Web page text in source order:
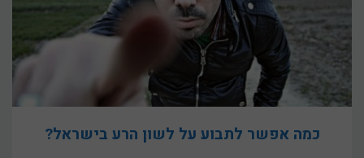
כמה אפשר לתבוע על לשון הרע בישראל?